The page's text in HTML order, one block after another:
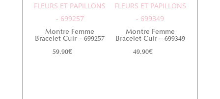
FLEURS ET PAPILLONS
- 699257
Montre Femme
Bracelet Cuir – 699257
59.90€
FLEURS ET PAPILLONS
- 699349
Montre Femme
Bracelet Cuir – 699349
49.90€